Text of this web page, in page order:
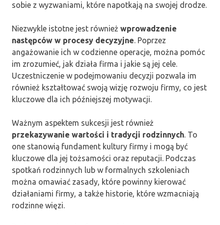
sobie z wyzwaniami, które napotkają na swojej drodze.
Niezwykle istotne jest również wprowadzenie
następców w procesy decyzyjne. Poprzez
angażowanie ich w codzienne operacje, można pomóc
im zrozumieć, jak działa firma i jakie są jej cele.
Uczestniczenie w podejmowaniu decyzji pozwala im
również kształtować swoją wizję rozwoju firmy, co jest
kluczowe dla ich późniejszej motywacji.
Ważnym aspektem sukcesji jest również
przekazywanie wartości i tradycji rodzinnych. To
one stanowią fundament kultury firmy i mogą być
kluczowe dla jej tożsamości oraz reputacji. Podczas
spotkań rodzinnych lub w formalnych szkoleniach
można omawiać zasady, które powinny kierować
działaniami firmy, a także historie, które wzmacniają
rodzinne więzi.